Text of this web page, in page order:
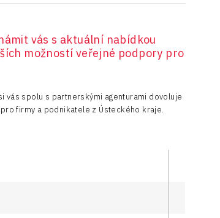
vás s aktuální nabídkou
možností veřejné podpory pro
vás spolu s partnerskými agenturami dovoluje
firmy a podnikatele z Ústeckého kraje.